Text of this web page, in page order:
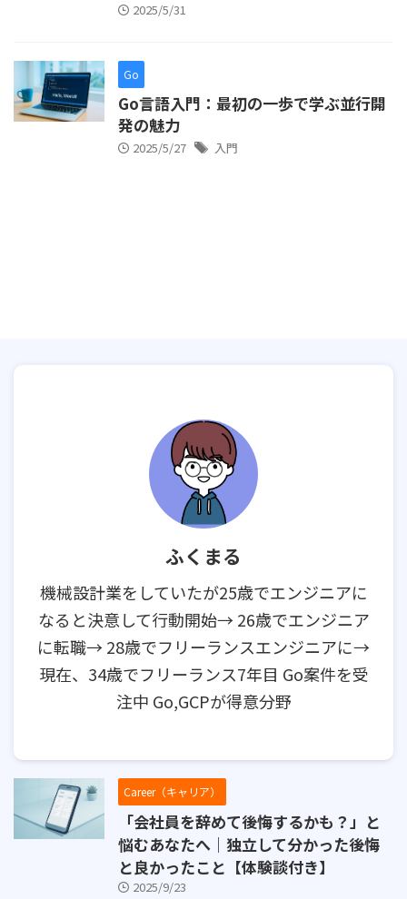
2025/5/31
Go
Go言語入門：最初の一歩で学ぶ並行開
発の魅力
2025/5/27 入門
ふくまる
機械設計業をしていたが25歳でエンジニアに
なると決意して行動開始→ 26歳でエンジニア
に転職→ 28歳でフリーランスエンジニアに→
現在、34歳でフリーランス7年目 Go案件を受
注中 Go,GCPが得意分野
Career（キャリア）
「会社員を辞めて後悔するかも？」と
悩むあなたへ｜独立して分かった後悔
と良かったこと【体験談付き】
2025/9/23